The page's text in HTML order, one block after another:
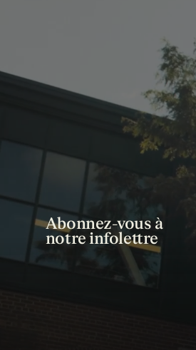
Abonnez-vous à
notre infolettre